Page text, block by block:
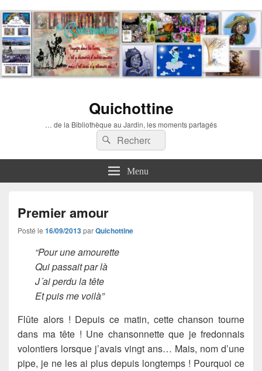
Quichottine
… de la Bibliothèque au Jardin, les moments partagés
Recherche :
Rechercher
Menu
Premier amour
Posté le 16/09/2013parQuichottine
“Pour une amourette
Qui passait par là
J´ai perdu la tête
Et puis me voilà”
Flûte alors ! Depuis ce matin, cette chanson tourne
dans ma tête ! Une chansonnette que je fredonnais
volontiers lorsque j’avais vingt ans… Mais, nom d’une
pipe, je ne les ai plus depuis longtemps ! Pourquoi ce